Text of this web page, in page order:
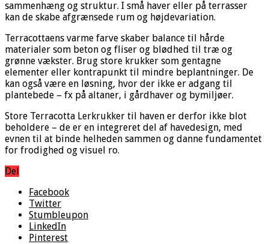
sammenhæng og struktur. I små haver eller på terrasser
kan de skabe afgrænsede rum og højdevariation.
Terracottaens varme farve skaber balance til hårde
materialer som beton og fliser og blødhed til træ og
grønne vækster. Brug store krukker som gentagne
elementer eller kontrapunkt til mindre beplantninger. De
kan også være en løsning, hvor der ikke er adgang til
plantebede – fx på altaner, i gårdhaver og bymiljøer.
Store Terracotta Lerkrukker til haven er derfor ikke blot
beholdere – de er en integreret del af havedesign, med
evnen til at binde helheden sammen og danne fundamentet
for frodighed og visuel ro.
Del
Facebook
Twitter
Stumbleupon
LinkedIn
Pinterest